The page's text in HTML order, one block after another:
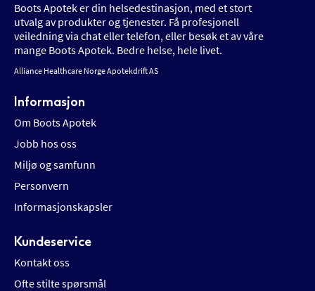
Boots Apotek er din helsedestinasjon, med et stort
utvalg av produkter og tjenester. Få profesjonell
veiledning via chat eller telefon, eller besøk et av våre
mange Boots Apotek. Bedre helse, hele livet.
Alliance Healthcare Norge Apotekdrift AS
Informasjon
Om Boots Apotek
Jobb hos oss
Miljø og samfunn
Personvern
Informasjonskapsler
Kundeservice
Kontakt oss
Ofte stilte spørsmål